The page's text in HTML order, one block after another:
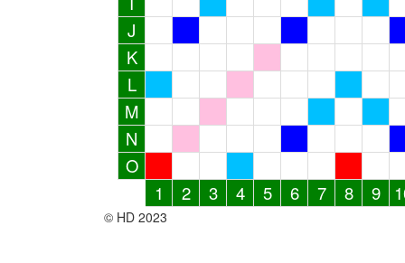
J
K
L
M
N
O
1
2 3 4 5 6 7 8 9
© HD 2023